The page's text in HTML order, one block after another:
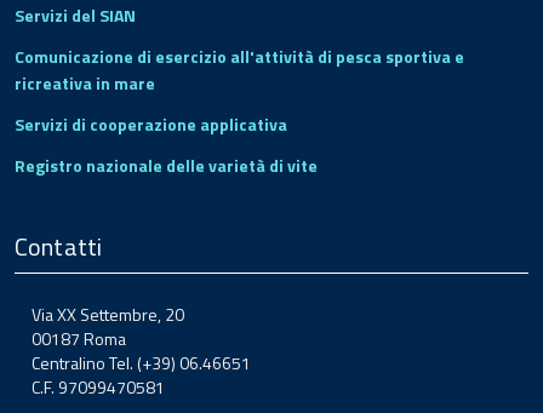
Servizi del SIAN
Comunicazione di esercizio all'attività di pesca sportiva e
ricreativa in mare
Servizi di cooperazione applicativa
Registro nazionale delle varietà di vite
Contatti
Via XX Settembre, 20
00187 Roma
Centralino Tel. (+39) 06.46651
C.F. 97099470581